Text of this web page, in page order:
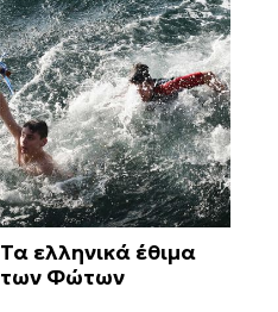
Τα ελληνικά έθιμα
των Φώτων